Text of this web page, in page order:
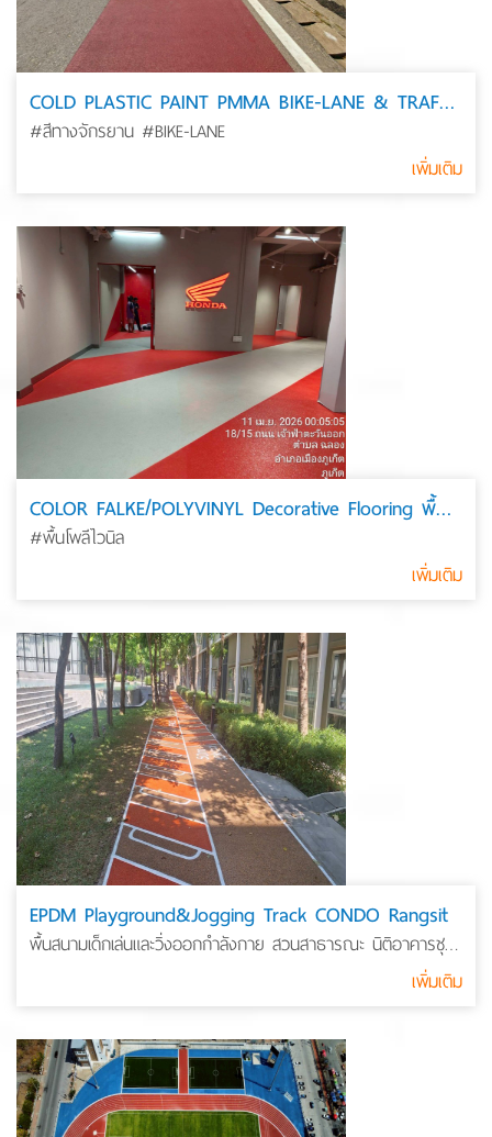
COLD PLASTIC PAINT PMMA BIKE-LANE & TRAFFIC COAING
#สีทางจักรยาน #BIKE-LANE
เพิ่มเติม
COLOR FALKE/POLYVINYL Decorative Flooring พื้นโพลีไวนิล
#พื้นโพลีไวนิล
เพิ่มเติม
EPDM Playground&Jogging Track CONDO Rangsit
พื้นสนามเด็กเล่นและวิ่งออกกำลังกาย สวนสาธารณะ นิติอาคารชุด
เพิ่มเติม